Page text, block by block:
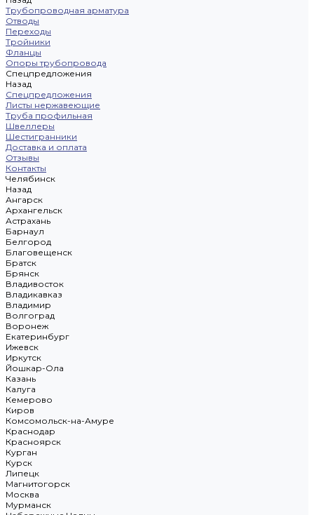
Трубопроводная арматура
Отводы
Переходы
Тройники
Фланцы
Опоры трубопровода
Спецпредложения
Назад
Спецпредложения
Листы нержавеющие
Труба профильная
Швеллеры
Шестигранники
Доставка и оплата
Отзывы
Контакты
Челябинск
Назад
Ангарск
Архангельск
Астрахань
Барнаул
Белгород
Благовещенск
Братск
Брянск
Владивосток
Владикавказ
Владимир
Волгоград
Воронеж
Екатеринбург
Ижевск
Иркутск
Йошкар-Ола
Казань
Калуга
Кемерово
Киров
Комсомольск-на-Амуре
Краснодар
Красноярск
Курган
Курск
Липецк
Магнитогорск
Москва
Мурманск